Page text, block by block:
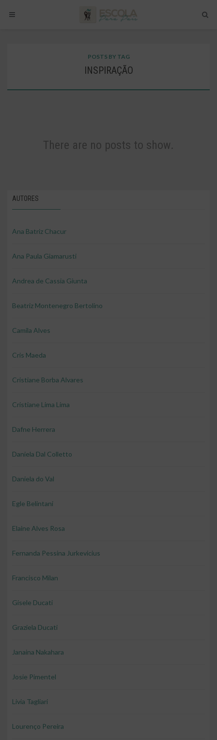
POSTS BY TAG
INSPIRAÇÃO
There are no posts to show.
AUTORES
Ana Batriz Chacur
Ana Paula Giamarusti
Andrea de Cassia Giunta
Beatriz Montenegro Bertolino
Camila Alves
Cris Maeda
Cristiane Borba Alvares
Cristiane Lima Lima
Dafne Herrera
Daniela Dal Colletto
Daniela do Val
Egle Belintani
Elaine Alves Rosa
Fernanda Pessina Jurkevicius
Francisco Milan
Gisele Ducati
Graziela Ducati
Janaina Nakahara
Josie Pimentel
Livia Tagliari
Lourenço Pereira